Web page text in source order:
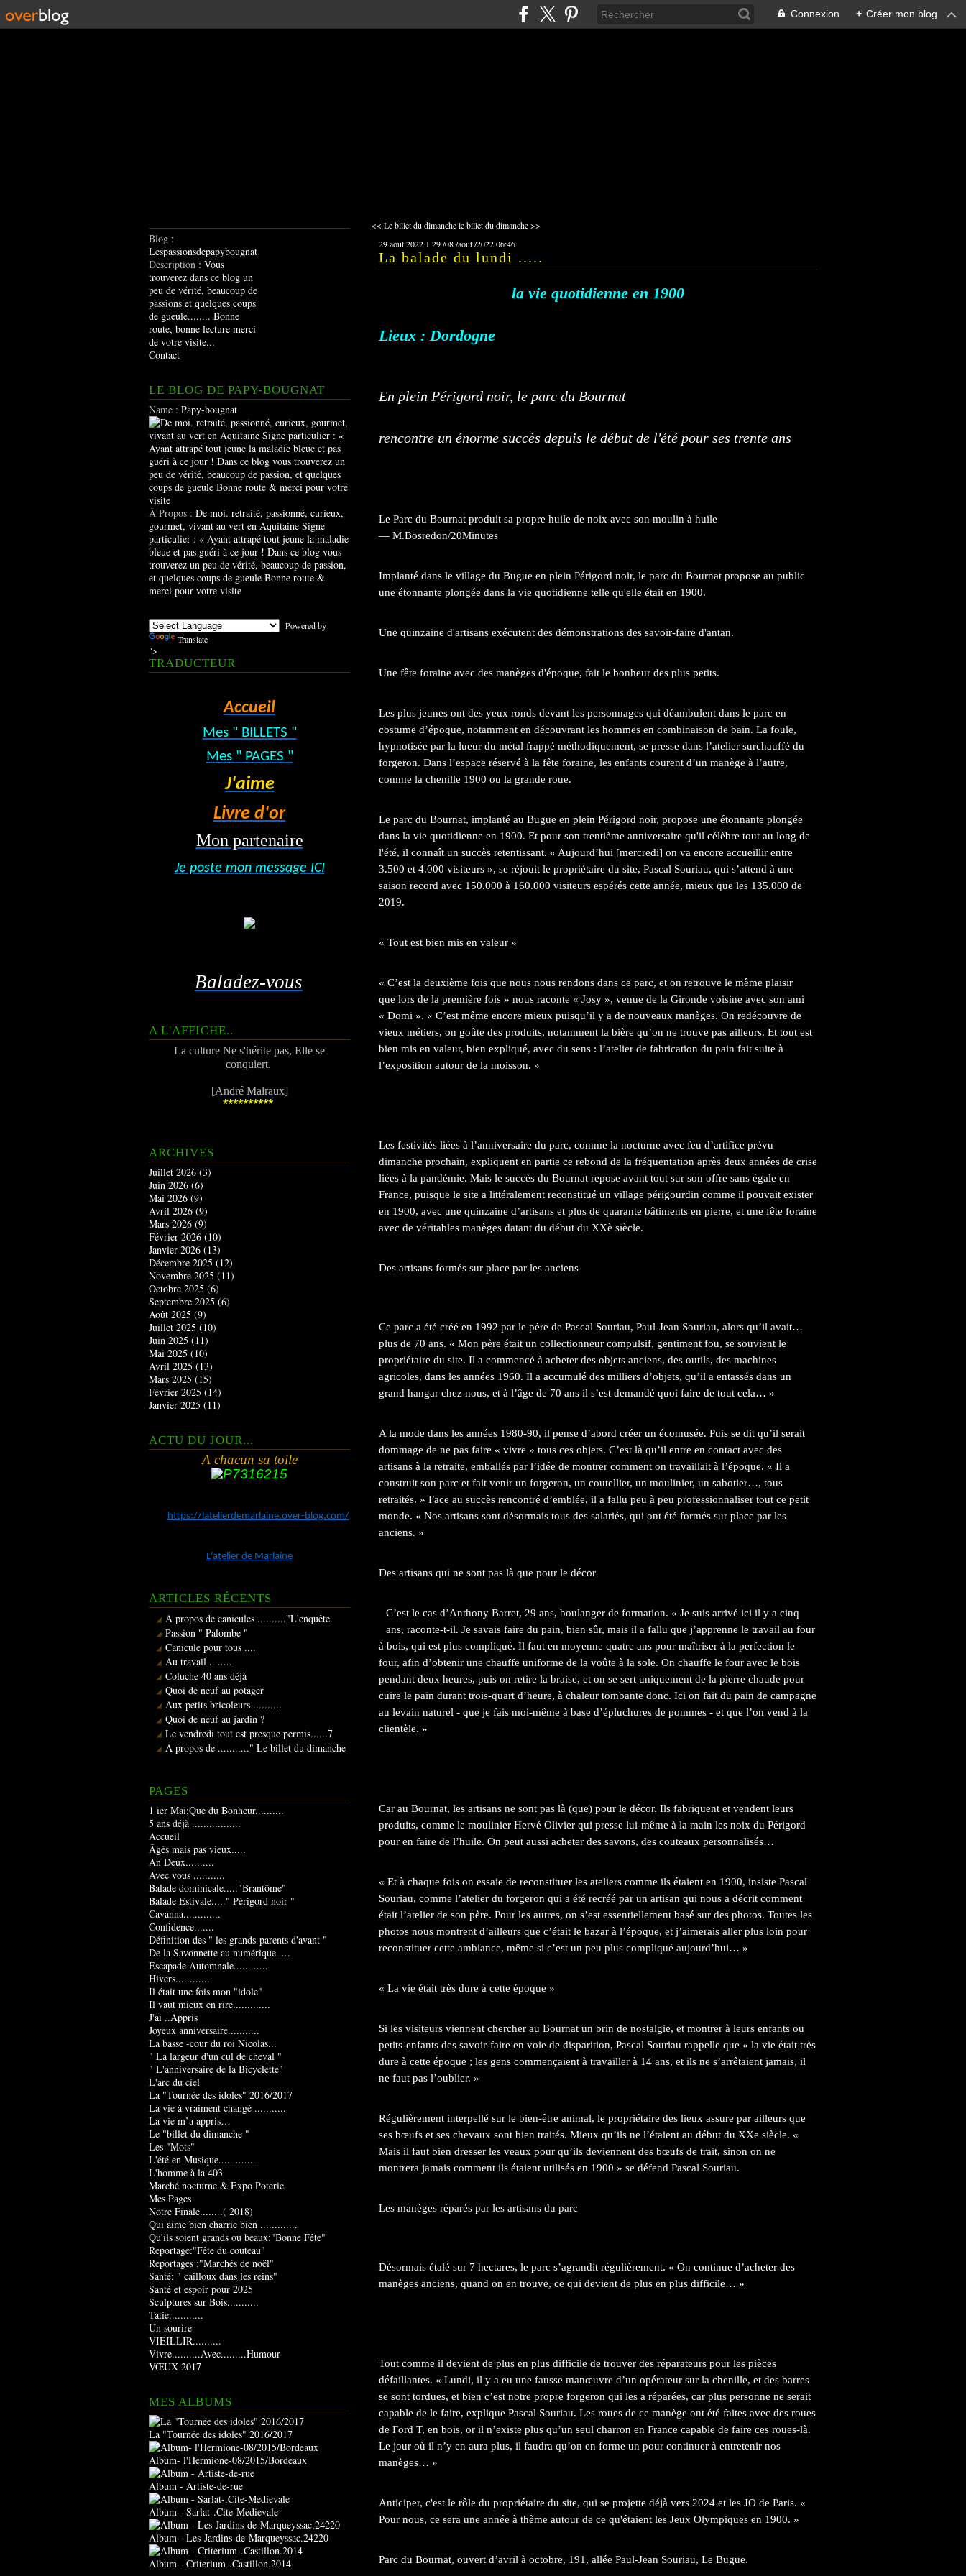
Connexion + Créer mon blog
Blog :
Lespassionsdepapybougnat
Description : Vous
trouverez dans ce blog un
peu de vérité, beaucoup de
passions et quelques coups
de gueule........ Bonne
route, bonne lecture merci
de votre visite...
Contact
LE BLOG DE PAPY-BOUGNAT
Name : Papy-bougnat
À Propos : De moi. retraité, passionné, curieux,
gourmet, vivant au vert en Aquitaine Signe
particulier : « Ayant attrapé tout jeune la maladie
bleue et pas guéri à ce jour ! Dans ce blog vous
trouverez un peu de vérité, beaucoup de passion,
et quelques coups de gueule Bonne route &
merci pour votre visite
Powered by
Translate
">
TRADUCTEUR
Accueil
Mes " BILLETS "
Mes " PAGES "
J'aime
Livre d'or
Mon partenaire
Je poste mon message ICI
Baladez-vous
A L'AFFICHE..
La culture Ne s'hérite pas, Elle se
conquiert.
[André Malraux]
**********
ARCHIVES
Juillet 2026 (3)
Juin 2026 (6)
Mai 2026 (9)
Avril 2026 (9)
Mars 2026 (9)
Février 2026 (10)
Janvier 2026 (13)
Décembre 2025 (12)
Novembre 2025 (11)
Octobre 2025 (6)
Septembre 2025 (6)
Août 2025 (9)
Juillet 2025 (10)
Juin 2025 (11)
Mai 2025 (10)
Avril 2025 (13)
Mars 2025 (15)
Février 2025 (14)
Janvier 2025 (11)
ACTU DU JOUR...
A chacun sa toile
https://latelierdemarlaine.over-blog.com/
L'atelier de Marlaine
ARTICLES RÉCENTS
A propos de canicules .........."L'enquête
Passion " Palombe "
Canicule pour tous ....
Au travail ........
Coluche 40 ans déjà
Quoi de neuf au potager
Aux petits bricoleurs ..........
Quoi de neuf au jardin ?
Le vendredi tout est presque permis......7
A propos de ..........." Le billet du dimanche
PAGES
1 ier Mai;Que du Bonheur..........
5 ans déjà .................
Accueil
Âgés mais pas vieux.....
An Deux..........
Avec vous ...........
Balade dominicale....."Brantôme"
Balade Estivale....." Périgord noir "
Cavanna.............
Confidence.......
Définition des " les grands-parents d'avant "
De la Savonnette au numérique.....
Escapade Automnale............
Hivers............
Il était une fois mon "idole"
Il vaut mieux en rire.............
J'ai ..Appris
Joyeux anniversaire...........
La basse -cour du roi Nicolas...
" La largeur d'un cul de cheval "
" L'anniversaire de la Bicyclette"
L'arc du ciel
La "Tournée des idoles" 2016/2017
La vie à vraiment changé ...........
La vie m’a appris…
Le "billet du dimanche "
Les "Mots"
L'été en Musique..............
L'homme à la 403
Marché nocturne.& Expo Poterie
Mes Pages
Notre Finale........( 2018)
Qui aime bien charrie bien .............
Qu'ils soient grands ou beaux:"Bonne Fête"
Reportage:"Fête du couteau"
Reportages :"Marchés de noël"
Santé; " cailloux dans les reins"
Santé et espoir pour 2025
Sculptures sur Bois...........
Tatie............
Un sourire
VIEILLIR..........
Vivre..........Avec.........Humour
VŒUX 2017
MES ALBUMS
La "Tournée des idoles" 2016/2017
Album- l'Hermione-08/2015/Bordeaux
Album - Artiste-de-rue
Album - Sarlat-.Cite-Medievale
Album - Les-Jardins-de-Marqueyssac.24220
Album - Criterium-.Castillon.2014
<< Le billet du dimanchele billet du dimanche >>
29 août 2022 1 29/08/août/202206:46
La balade du lundi .....
la vie quotidienne en 1900
Lieux : Dordogne
En plein Périgord noir, le parc du Bournat
rencontre un énorme succès depuis le début de l'été pour ses trente ans
Le Parc du Bournat produit sa propre huile de noix avec son moulin à huile
— M.Bosredon/20Minutes
Implanté dans le village du Bugue en plein Périgord noir, le parc du Bournat propose au public
une étonnante plongée dans la vie quotidienne telle qu'elle était en 1900.
Une quinzaine d'artisans exécutent des démonstrations des savoir-faire d'antan.
Une fête foraine avec des manèges d'époque, fait le bonheur des plus petits.
Les plus jeunes ont des yeux ronds devant les personnages qui déambulent dans le parc en
costume d’époque, notamment en découvrant les hommes en combinaison de bain. La foule,
hypnotisée par la lueur du métal frappé méthodiquement, se presse dans l’atelier surchauffé du
forgeron. Dans l’espace réservé à la fête foraine, les enfants courent d’un manège à l’autre,
comme la chenille 1900 ou la grande roue.
Le parc du Bournat, implanté au Bugue en plein Périgord noir, propose une étonnante plongée
dans la vie quotidienne en 1900. Et pour son trentième anniversaire qu'il célèbre tout au long de
l'été, il connaît un succès retentissant. « Aujourd’hui [mercredi] on va encore accueillir entre
3.500 et 4.000 visiteurs », se réjouit le propriétaire du site, Pascal Souriau, qui s’attend à une
saison record avec 150.000 à 160.000 visiteurs espérés cette année, mieux que les 135.000 de
2019.
« Tout est bien mis en valeur »
« C’est la deuxième fois que nous nous rendons dans ce parc, et on retrouve le même plaisir
que lors de la première fois » nous raconte « Josy », venue de la Gironde voisine avec son ami
« Domi ». « C’est même encore mieux puisqu’il y a de nouveaux manèges. On redécouvre de
vieux métiers, on goûte des produits, notamment la bière qu’on ne trouve pas ailleurs. Et tout est
bien mis en valeur, bien expliqué, avec du sens : l’atelier de fabrication du pain fait suite à
l’exposition autour de la moisson. »
Les festivités liées à l’anniversaire du parc, comme la nocturne avec feu d’artifice prévu
dimanche prochain, expliquent en partie ce rebond de la fréquentation après deux années de crise
liées à la pandémie. Mais le succès du Bournat repose avant tout sur son offre sans égale en
France, puisque le site a littéralement reconstitué un village périgourdin comme il pouvait exister
en 1900, avec une quinzaine d’artisans et plus de quarante bâtiments en pierre, et une fête foraine
avec de véritables manèges datant du début du XXè siècle.
Des artisans formés sur place par les anciens
Ce parc a été créé en 1992 par le père de Pascal Souriau, Paul-Jean Souriau, alors qu’il avait…
plus de 70 ans. « Mon père était un collectionneur compulsif, gentiment fou, se souvient le
propriétaire du site. Il a commencé à acheter des objets anciens, des outils, des machines
agricoles, dans les années 1960. Il a accumulé des milliers d’objets, qu’il a entassés dans un
grand hangar chez nous, et à l’âge de 70 ans il s’est demandé quoi faire de tout cela… »
A la mode dans les années 1980-90, il pense d’abord créer un écomusée. Puis se dit qu’il serait
dommage de ne pas faire « vivre » tous ces objets. C’est là qu’il entre en contact avec des
artisans à la retraite, emballés par l’idée de montrer comment on travaillait à l’époque. « Il a
construit son parc et fait venir un forgeron, un coutellier, un moulinier, un sabotier…, tous
retraités. » Face au succès rencontré d’emblée, il a fallu peu à peu professionnaliser tout ce petit
monde. « Nos artisans sont désormais tous des salariés, qui ont été formés sur place par les
anciens. »
Des artisans qui ne sont pas là que pour le décor
C’est le cas d’Anthony Barret, 29 ans, boulanger de formation. « Je suis arrivé ici il y a cinq
ans, raconte-t-il. Je savais faire du pain, bien sûr, mais il a fallu que j’apprenne le travail au four
à bois, qui est plus compliqué. Il faut en moyenne quatre ans pour maîtriser à la perfection le
four, afin d’obtenir une chauffe uniforme de la voûte à la sole. On chauffe le four avec le bois
pendant deux heures, puis on retire la braise, et on se sert uniquement de la pierre chaude pour
cuire le pain durant trois-quart d’heure, à chaleur tombante donc. Ici on fait du pain de campagne
au levain naturel - que je fais moi-même à base d’épluchures de pommes - et que l’on vend à la
clientèle. »
Car au Bournat, les artisans ne sont pas là (que) pour le décor. Ils fabriquent et vendent leurs
produits, comme le moulinier Hervé Olivier qui presse lui-même à la main les noix du Périgord
pour en faire de l’huile. On peut aussi acheter des savons, des couteaux personnalisés…
« Et à chaque fois on essaie de reconstituer les ateliers comme ils étaient en 1900, insiste Pascal
Souriau, comme l’atelier du forgeron qui a été recréé par un artisan qui nous a décrit comment
était l’atelier de son père. Pour les autres, on s’est essentiellement basé sur des photos. Toutes les
photos nous montrent d’ailleurs que c’était le bazar à l’époque, et j’aimerais aller plus loin pour
reconstituer cette ambiance, même si c’est un peu plus compliqué aujourd’hui… »
« La vie était très dure à cette époque »
Si les visiteurs viennent chercher au Bournat un brin de nostalgie, et montrer à leurs enfants ou
petits-enfants des savoir-faire en voie de disparition, Pascal Souriau rappelle que « la vie était très
dure à cette époque ; les gens commençaient à travailler à 14 ans, et ils ne s’arrêtaient jamais, il
ne faut pas l’oublier. »
Régulièrement interpellé sur le bien-être animal, le propriétaire des lieux assure par ailleurs que
ses bœufs et ses chevaux sont bien traités. Mieux qu’ils ne l’étaient au début du XXe siècle. «
Mais il faut bien dresser les veaux pour qu’ils deviennent des bœufs de trait, sinon on ne
montrera jamais comment ils étaient utilisés en 1900 » se défend Pascal Souriau.
Les manèges réparés par les artisans du parc
Désormais étalé sur 7 hectares, le parc s’agrandit régulièrement. « On continue d’acheter des
manèges anciens, quand on en trouve, ce qui devient de plus en plus difficile… »
Tout comme il devient de plus en plus difficile de trouver des réparateurs pour les pièces
défaillantes. « Lundi, il y a eu une fausse manœuvre d’un opérateur sur la chenille, et des barres
se sont tordues, et bien c’est notre propre forgeron qui les a réparées, car plus personne ne serait
capable de le faire, explique Pascal Souriau. Les roues de ce manège ont été faites avec des roues
de Ford T, en bois, or il n’existe plus qu’un seul charron en France capable de faire ces roues-là.
Le jour où il n’y en aura plus, il faudra qu’on en forme un pour continuer à entretenir nos
manèges… »
Anticiper, c'est le rôle du propriétaire du site, qui se projette déjà vers 2024 et les JO de Paris. «
Pour nous, ce sera une année à thème autour de ce qu'étaient les Jeux Olympiques en 1900. »
Parc du Bournat, ouvert d’avril à octobre, 191, allée Paul-Jean Souriau, Le Bugue.